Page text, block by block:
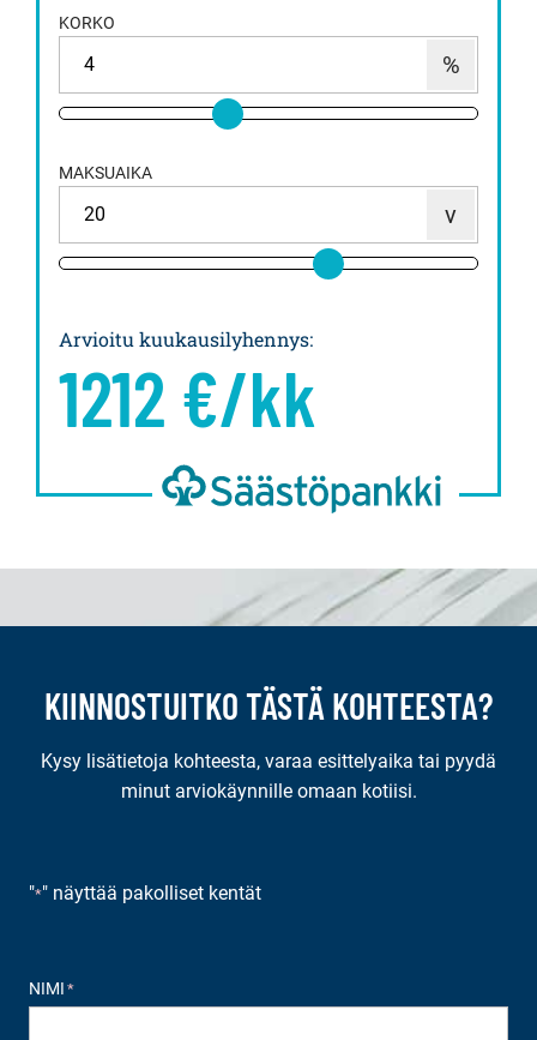
KORKO
MAKSUAIKA
Arvioitu kuukausilyhennys:
1212 €/kk
KIINNOSTUITKO TÄSTÄ KOHTEESTA?
Kysy lisätietoja kohteesta, varaa esittelyaika tai pyydä
minut arviokäynnille omaan kotiisi.
"*" näyttää pakolliset kentät
NIMI *